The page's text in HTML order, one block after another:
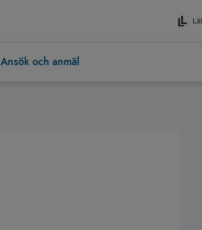
Ansök och anmäl